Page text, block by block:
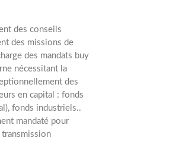
des conseils
des missions de
des mandats buy
nécessitant la
des
en capital : fonds
fonds industriels..
mandaté pour